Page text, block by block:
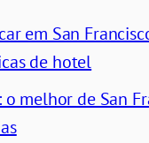
em San
de hotel
o melhor de San